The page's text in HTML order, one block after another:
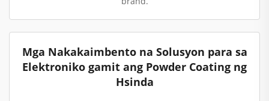
Mga Nakakaimbento na Solusyon para sa
Elektroniko gamit ang Powder Coating ng
Hsinda